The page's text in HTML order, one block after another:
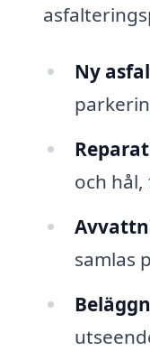
Ny
och
samlas